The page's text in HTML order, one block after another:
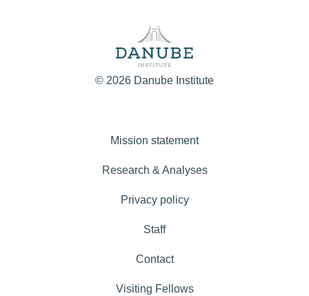
© 2026 Danube Institute
Mission statement
Research & Analyses
Privacy policy
Staff
Contact
Visiting Fellows